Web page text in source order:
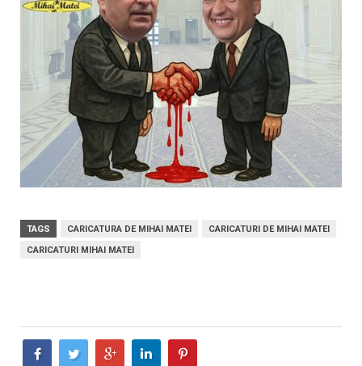
TAGS CARICATURA DE MIHAI MATEI
CARICATURI DE MIHAI MATEI
CARICATURI MIHAI MATEI